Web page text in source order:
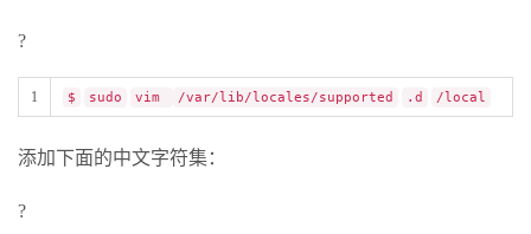
?
1 $ sudo vim /var/lib/locales/supported .d /local
添加下面的中文字符集：
?